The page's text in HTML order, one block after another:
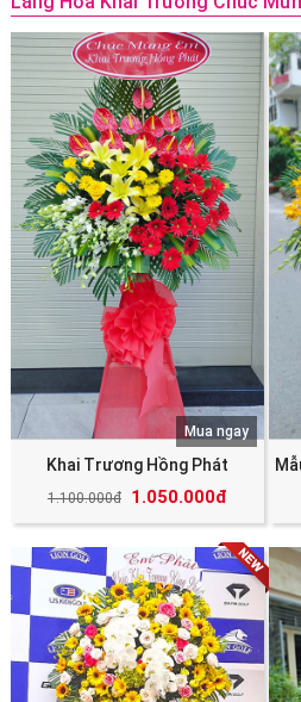
Khai Trương Hồng Phát
1.100.000đ 1.050.000đ
Mua ngay